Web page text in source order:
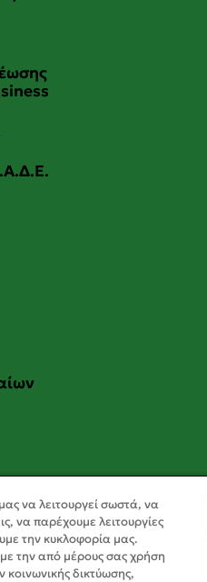
να λειτουργεί σωστά, να
να παρέχουμε λειτουργίες
την κυκλοφορία μας.
την από μέρους σας χρήση
δικτύωσης,